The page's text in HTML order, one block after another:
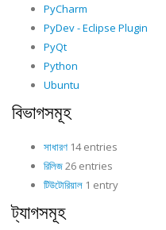
PyCharm
PyDev - Eclipse Plugin
PyQt
Python
Ubuntu
বিভাগসমূহ
সাধারণ 14 entries
রিলিজ26 entries
টিউটোরিয়াল 1 entry
ট্যাগসমূহ